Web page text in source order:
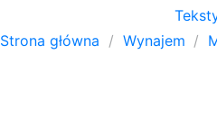
Strona główna Wynajem